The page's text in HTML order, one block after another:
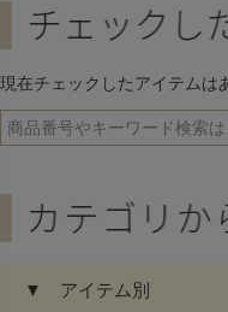
現在チェックしたアイテムは
▼ アイテム別